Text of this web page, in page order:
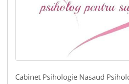
Cabinet Psihologie Nasaud